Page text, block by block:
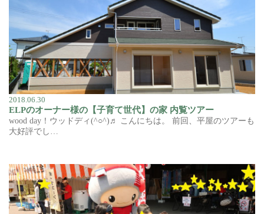
2018.06.30
ELPのオーナー様の【子育て世代】の家 内覧ツアー
wood day！ウッドディ(^○^)♬ こんにちは。 前回、平屋のツアーも
大好評でし…